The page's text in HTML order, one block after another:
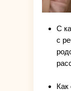
С
с
Как